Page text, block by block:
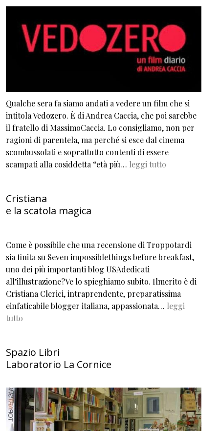
Qualche sera fa siamo andati a vedere un film che si
intitola Vedozero. È di Andrea Caccia, che poi sarebbe
il fratello di MassimoCaccia. Lo consigliamo, non per
ragioni di parentela, ma perché si esce dal cinema
scombussolati e soprattutto contenti di essere
scampati alla cosiddetta “età più… leggi tutto
Cristiana
e la scatola magica
Come è possibile che una recensione di Troppotardi
sia finita su Seven impossiblethings before breakfast,
uno dei più importanti blog USAdedicati
all’illustrazione?Ve lo spieghiamo subito. Ilmerito è di
Cristiana Clerici, intraprendente, preparatissima
einfaticabile blogger italiana, appassionata… leggi
tutto
Spazio Libri
Laboratorio La Cornice